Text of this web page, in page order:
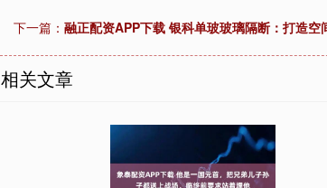
下一篇： 融正配资APP下载 银科单玻玻璃隔断：打造空
相关文章